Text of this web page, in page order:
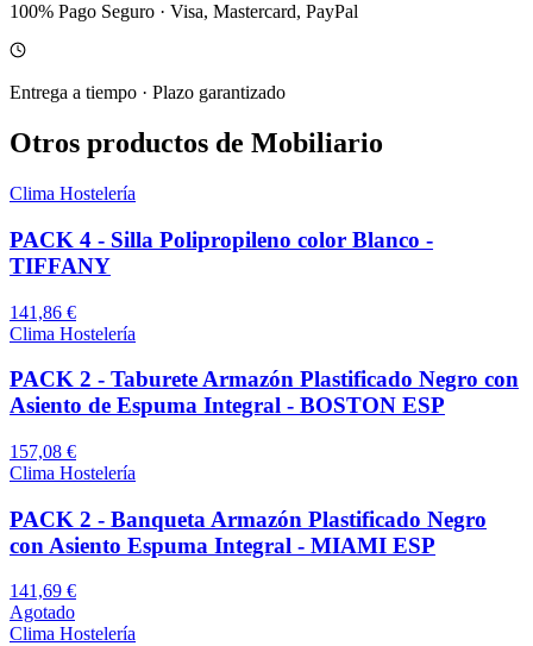
100% Pago Seguro · Visa, Mastercard, PayPal
Entrega a tiempo · Plazo garantizado
Otros productos de Mobiliario
Clima Hostelería
PACK 4 - Silla Polipropileno color Blanco -
TIFFANY
141,86 €
Clima Hostelería
PACK 2 - Taburete Armazón Plastificado Negro con
Asiento de Espuma Integral - BOSTON ESP
157,08 €
Clima Hostelería
PACK 2 - Banqueta Armazón Plastificado Negro
con Asiento Espuma Integral - MIAMI ESP
141,69 €
Agotado
Clima Hostelería